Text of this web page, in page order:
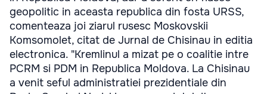
geopolitic in aceasta republica din fosta URSS,
comenteaza joi ziarul rusesc Moskovskii
Komsomolet, citat de Jurnal de Chisinau in editia
electronica. "Kremlinul a mizat pe o coalitie intre
PCRM si PDM in Republica Moldova. La Chisinau
a venit seful administratiei prezidentiale din